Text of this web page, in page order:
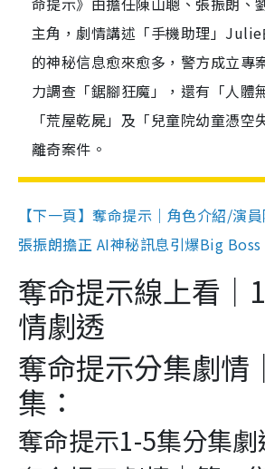
主角，劇情講述「手機助理」
的神秘信息愈來愈多，警方成立專
力調查「鋸腳狂魔」，還有「人體
「荒屋乾屍」及「兒童院幼童憑空
離奇案件。
【下一頁】奪命提示｜角色介紹/演
張振朗擔正 AI神秘訊息引爆Big Boss
奪命提示線上看｜
情劇透
奪命提示分集劇情
集：
奪命提示1-5集分集劇